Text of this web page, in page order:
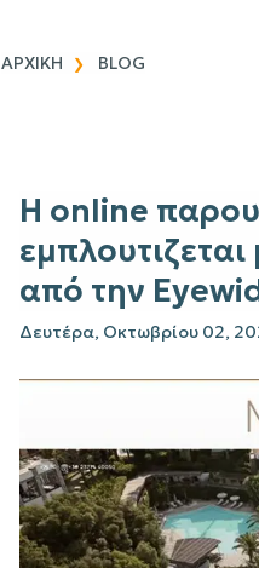
ΑΡΧΙΚΗ BLOG
Η online
από την
Δευτέρα, Οκτωβρίου 02,